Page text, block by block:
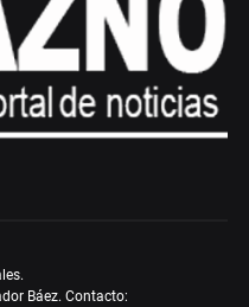
Báez. Contacto: